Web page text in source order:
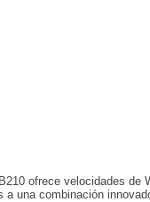
ofrece velocidades de
una combinación